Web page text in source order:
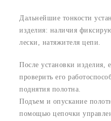
Дальнейшие тонкости
изделия: наличия
лески, натяжителя цепи.
После установки изделия,
проверить его
поднятия полотна.
Подъем и опускание
помощью цепочки